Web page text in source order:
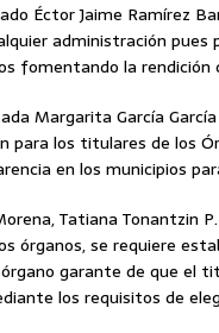
Éctor Jaime Ramírez
administración
fomentando la
Margarita García
para los titulares de los
en los municipios
Tatiana Tonantzin
órganos, se requiere
garante de que el
los requisitos de